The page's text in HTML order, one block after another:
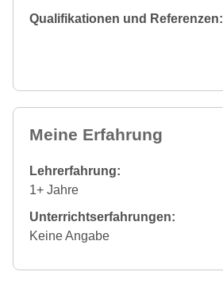
Qualifikationen und Referenzen:
Meine Erfahrung
Lehrerfahrung:
1+ Jahre
Unterrichtserfahrungen:
Keine Angabe